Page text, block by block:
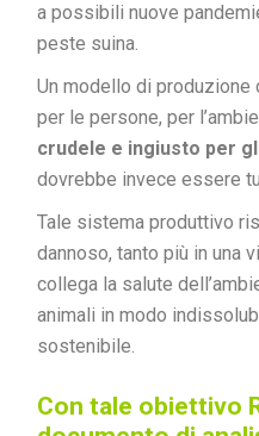
a possibili nuove
peste suina.
Un modello di
per le persone, per
crudele e ingiusto per
dovrebbe invece essere
Tale sistema produttivo
dannoso, tanto più in una
collega la salute
animali in modo
sostenibile.
Con tale obiettivo